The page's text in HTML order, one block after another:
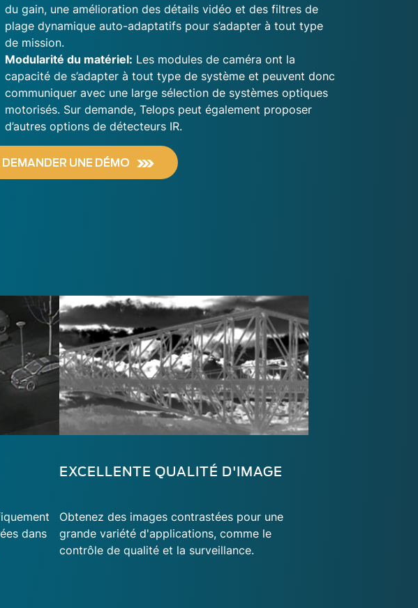
du gain, une amélioration des détails vidéo et des filtres de
plage dynamique auto-adaptatifs pour s’adapter à tout type
de mission.
Modularité du matériel: Les modules de caméra ont la
capacité de s’adapter à tout type de système et peuvent donc
communiquer avec une large sélection de systèmes optiques
motorisés. Sur demande, Telops peut également proposer
d’autres options de détecteurs IR.
DEMANDER UNE DÉMO
dans
EXCELLENTE QUALITÉ D'IMAGE
Obtenez des images contrastées pour une
grande variété d'applications, comme le
contrôle de qualité et la surveillance.